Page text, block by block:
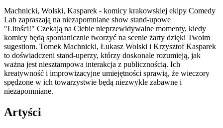
Machnicki, Wolski, Kasparek - komicy krakowskiej ekipy Comedy
Lab zapraszają na niezapomniane show stand-upowe
"Litości!" Czekają na Ciebie nieprzewidywalne momenty, kiedy
komicy będą spontanicznie tworzyć na scenie żarty dzięki Twoim
sugestiom. Tomek Machnicki, Łukasz Wolski i Krzysztof Kasparek
to doświadczeni stand-uperzy, którzy doskonale rozumieją, jak
ważna jest niesztampowa interakcja z publicznością. Ich
kreatywność i improwizacyjne umiejętności sprawią, że wieczory
spędzone w ich towarzystwie będą niezwykle zabawne i
niezapomniane.
Artyści